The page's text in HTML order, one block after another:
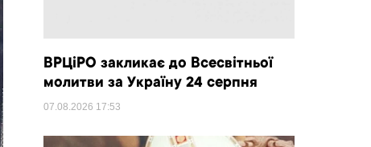
ВРЦіРО закликає до Всесвітньої
молитви за Україну 24 серпня
07.08.2026 17:53